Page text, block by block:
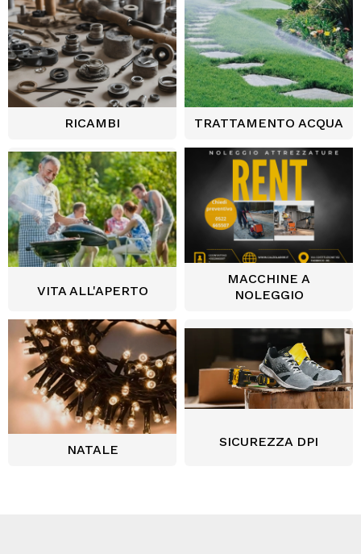
RICAMBI TRATTAMENTO ACQUA
VITA ALL'APERTO
MACCHINE A
NOLEGGIO
NATALE
SICUREZZA DPI